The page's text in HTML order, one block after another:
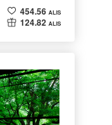
454.56 ALIS
124.82 ALIS